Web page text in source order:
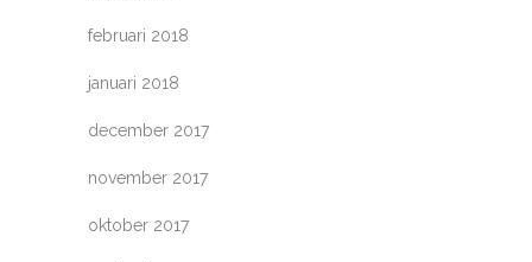
februari 2018
januari 2018
december 2017
november 2017
oktober 2017